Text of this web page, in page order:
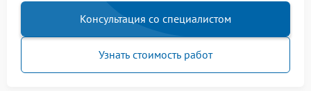
Консультация со специалистом
Узнать стоимость работ